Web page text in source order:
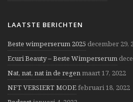
LAATSTE BERICHTEN
Beste wimperserum 2025 december 29,
Ecuri Beauty – Beste Wimperserum
Nat, nat, nat in de regenmaart 17, 2022
NFT VERSIERT MODEfebruari 18, 2022